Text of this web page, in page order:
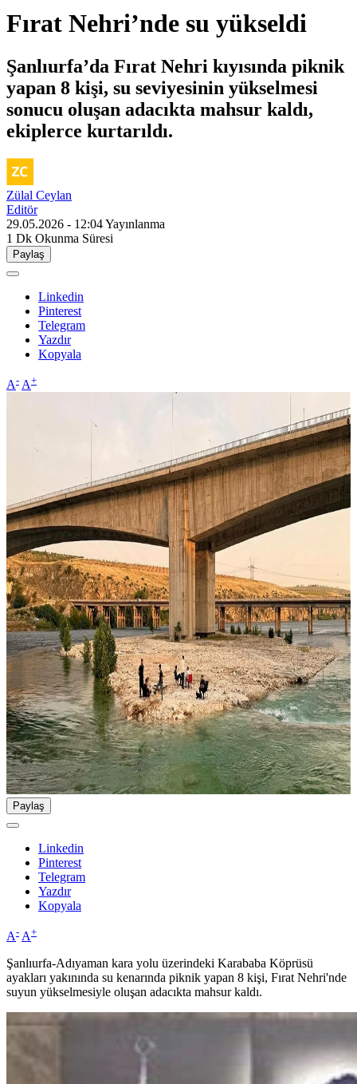
Fırat Nehri’nde su yükseldi
Şanlıurfa’da Fırat Nehri kıyısında piknik
yapan 8 kişi, su seviyesinin yükselmesi
sonucu oluşan adacıkta mahsur kaldı,
ekiplerce kurtarıldı.
Zülal Ceylan
Editör
29.05.2026 - 12:04Yayınlanma
1 Dk Okunma Süresi
Paylaş
Linkedin
Pinterest
Telegram
Yazdır
Kopyala
A- A+
Paylaş
Linkedin
Pinterest
Telegram
Yazdır
Kopyala
A- A+
Şanlıurfa-Adıyaman kara yolu üzerindeki Karababa Köprüsü
ayakları yakınında su kenarında piknik yapan 8 kişi, Fırat Nehri'nde
suyun yükselmesiyle oluşan adacıkta mahsur kaldı.